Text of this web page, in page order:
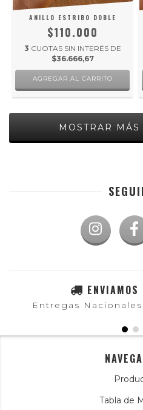
ANILLO ESTRIBO DOBLE
$110.000
3 CUOTAS SIN INTERÉS DE
$36.666,67
AGREGAR AL CARRITO
MOSTRAR MÁS
ENVIAMOS
Entregas
Tabla de